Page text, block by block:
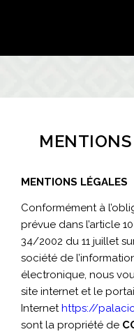
MENTIONS LÉGALES
Conformément à
prévue dans l’article
34/2002 du 11 juillet
société de
électronique, nous
site internet et le
Internet https://
sont la propriété de